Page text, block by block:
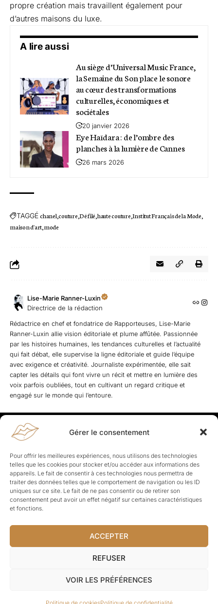
Gérer le consentement
Pour offrir les meilleures expériences, nous utilisons des technologies
telles que les cookies pour stocker et/ou accéder aux informations des
appareils. Le fait de consentir à ces technologies nous permettra de
traiter des données telles que le comportement de navigation ou les ID
uniques sur ce site. Le fait de ne pas consentir ou de retirer son
consentement peut avoir un effet négatif sur certaines caractéristiques
et fonctions.
ACCEPTER
REFUSER
VOIR LES PRÉFÉRENCES
propre création mais travaillent également pour
d’autres maisons du luxe.
A lire aussi
Au siège d’Universal Music France,
la Semaine du Son place le sonore
au cœur des transformations
culturelles, économiques et
sociétales
20 janvier 2026
Eye Haïdara : de l’ombre des
planches à la lumière de Cannes
26 mars 2026
TAGGÉchanel couture Défilé haute couture Institut Français de la Mode
maison d'art mode
Lise-Marie Ranner-Luxin
Directrice de la rédaction
Rédactrice en chef et fondatrice de Rapporteuses, Lise-Marie
Ranner-Luxin allie vision éditoriale et plume affûtée. Passionnée
par les histoires humaines, les tendances culturelles et l’actualité
qui fait débat, elle supervise la ligne éditoriale et guide l’équipe
avec exigence et créativité. Journaliste expérimentée, elle sait
capter les détails qui font vivre un récit et mettre en lumière des
voix parfois oubliées, tout en cultivant un regard critique et
engagé sur le monde qui l’entoure.
Rapporteuses
À propos de Rapporteuses :Rapporteuses, c’est l’histoire de
Parisiennes, bien dans leurs baskets qui aiment rapporter ce qui leur
cause, leur apporte et leur rapporte !
Les Topics
Société Politique Business Culture
Sport
Lifestyle